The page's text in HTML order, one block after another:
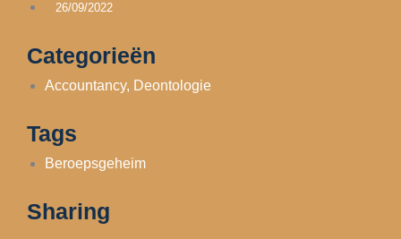
26/09/2022
Categorieën
Accountancy, Deontologie
Tags
Beroepsgeheim
Sharing